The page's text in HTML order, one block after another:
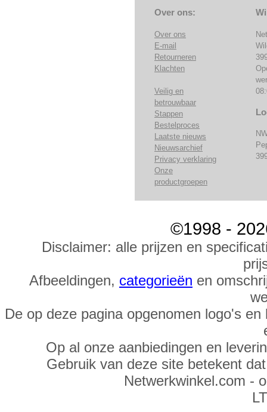
Over ons:
Over ons
E-mail
Retourneren
Klachten
Veilig en
betrouwbaar
Stappen
Bestelproces
Laatste nieuws
Nieuwsarchief
Privacy verklaring
Onze
productgroepen
©1998 -
Disclaimer: alle prijzen en
Afbeeldingen, categorieën en
De op deze pagina opgenomen logo's
Op al onze aanbiedingen en
Gebruik van deze site betekent
Netwerkwinkel.com -